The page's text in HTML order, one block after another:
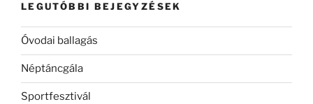
LEGUTÓBBI BEJEGYZÉSEK
Óvodai ballagás
Néptáncgála
Sportfesztivál